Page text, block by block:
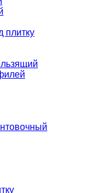
плитку